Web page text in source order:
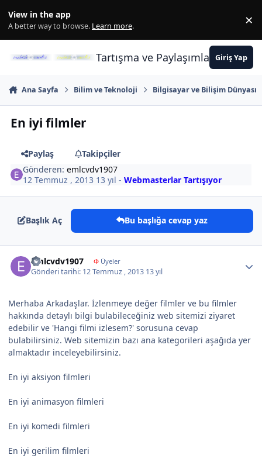
View in the app
A better way to browse. Learn more. ×
Tartışma ve PaylaşımlarınGiriş Yap
Ana Sayfa Bilim ve Teknoloji Bilgisayar ve Bilişim Dünyası
En iyi filmler
Paylaş
Takipçiler
Gönderen:emlcvdv1907
12 Temmuz , 2013 13 yıl -Webmasterlar Tartışıyor
Başlık Aç Bu başlığa cevap yaz
emlcvdv1907 ΦÜyeler
Gönderi tarihi: 12 Temmuz , 2013 13 yıl
Merhaba Arkadaşlar. İzlenmeye değer filmler ve bu filmler
hakkında detaylı bilgi bulabileceğiniz web sitemizi ziyaret
edebilir ve 'Hangi filmi izlesem?' sorusuna cevap
bulabilirsiniz. Web sitemizin bazı ana kategorileri aşağıda yer
almaktadır inceleyebilirsiniz.
En iyi aksiyon filmleri
En iyi animasyon filmleri
En iyi komedi filmleri
En iyi gerilim filmleri